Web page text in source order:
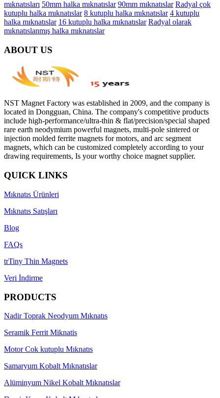
mıknatısları 50mm halka mıknatıslar 90mm mıknatıslar Radyal çok
kutuplu halka mıknatıslar 8 kutuplu halka mıknatıslar 4 kutuplu
halka mıknatıslar 16 kutuplu halka mıknatıslar Radyal olarak
mıknatıslanmış halka mıknatıslar
ABOUT US
NST Magnet Factory was established in 2009, and the company is
located in Dongguan, China. The company's competitive products
include high-performance/ultra-thin & flat/precision/special shaped
rare earth neodymium powerful magnets, multi-pole sintered or
injection molded ferrite magnets for motors, and arc segment
magnets, which can be customized completely according to your
drawing requirements, Is your worthy choice magnet supplier.
QUICK LINKS
Mıknatıs Ürünleri
Mıknatıs Satışları
Blog
FAQs
trTiny Thin Magnets
Veri İndirme
PRODUCTS
Nadir Toprak Neodyum Mıknatıs
Seramik Ferrit Miknatis
Motor Cok kutuplu Mıknatıs
Samaryum Kobalt Mıknatıslar
Alüminyum Nikel Kobalt Mıknatıslar